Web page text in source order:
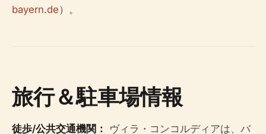
bayern.de）。
旅行＆駐車場情報
徒歩/公共交通機関： ヴィラ・コンコルディアは、バ